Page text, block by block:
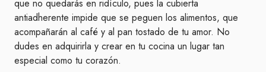
que no quedarás en ridículo, pues la cubierta
antiadherente impide que se peguen los alimentos, que
acompañarán al café y al pan tostado de tu amor. No
dudes en adquirirla y crear en tu cocina un lugar tan
especial como tu corazón.